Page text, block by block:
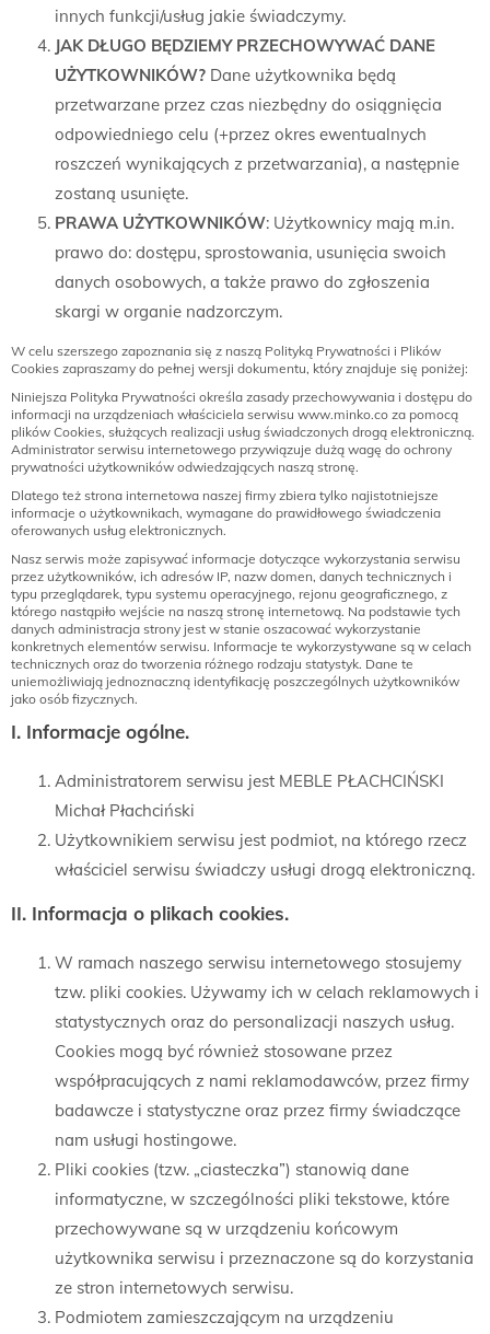
innych funkcji/usług jakie świadczymy.
JAK DŁUGO BĘDZIEMY PRZECHOWYWAĆ DANE
UŻYTKOWNIKÓW? Dane użytkownika będą
przetwarzane przez czas niezbędny do osiągnięcia
odpowiedniego celu (+przez okres ewentualnych
roszczeń wynikających z przetwarzania), a następnie
zostaną usunięte.
PRAWA UŻYTKOWNIKÓW: Użytkownicy mają m.in.
prawo do: dostępu, sprostowania, usunięcia swoich
danych osobowych, a także prawo do zgłoszenia
skargi w organie nadzorczym.
W celu szerszego zapoznania się z naszą Polityką Prywatności i Plików
Cookies zapraszamy do pełnej wersji dokumentu, który znajduje się poniżej:
Niniejsza Polityka Prywatności określa zasady przechowywania i dostępu do
informacji na urządzeniach właściciela serwisu www.minko.co za pomocą
plików Cookies, służących realizacji usług świadczonych drogą elektroniczną.
Administrator serwisu internetowego przywiązuje dużą wagę do ochrony
prywatności użytkowników odwiedzających naszą stronę.
Dlatego też strona internetowa naszej firmy zbiera tylko najistotniejsze
informacje o użytkownikach, wymagane do prawidłowego świadczenia
oferowanych usług elektronicznych.
Nasz serwis może zapisywać informacje dotyczące wykorzystania serwisu
przez użytkowników, ich adresów IP, nazw domen, danych technicznych i
typu przeglądarek, typu systemu operacyjnego, rejonu geograficznego, z
którego nastąpiło wejście na naszą stronę internetową. Na podstawie tych
danych administracja strony jest w stanie oszacować wykorzystanie
konkretnych elementów serwisu. Informacje te wykorzystywane są w celach
technicznych oraz do tworzenia różnego rodzaju statystyk. Dane te
uniemożliwiają jednoznaczną identyfikację poszczególnych użytkowników
jako osób fizycznych.
I. Informacje ogólne.
Administratorem serwisu jest MEBLE PŁACHCIŃSKI
Michał Płachciński
Użytkownikiem serwisu jest podmiot, na którego rzecz
właściciel serwisu świadczy usługi drogą elektroniczną.
II. Informacja o plikach cookies.
W ramach naszego serwisu internetowego stosujemy
tzw. pliki cookies. Używamy ich w celach reklamowych i
statystycznych oraz do personalizacji naszych usług.
Cookies mogą być również stosowane przez
współpracujących z nami reklamodawców, przez firmy
badawcze i statystyczne oraz przez firmy świadczące
nam usługi hostingowe.
Pliki cookies (tzw. „ciasteczka”) stanowią dane
informatyczne, w szczególności pliki tekstowe, które
przechowywane są w urządzeniu końcowym
użytkownika serwisu i przeznaczone są do korzystania
ze stron internetowych serwisu.
Podmiotem zamieszczającym na urządzeniu